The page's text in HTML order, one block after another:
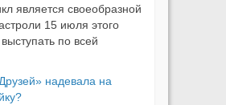
является своеобразной
15 июля этого
по всей